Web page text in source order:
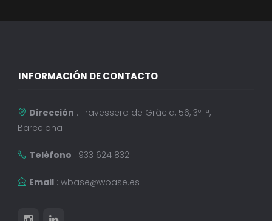
INFORMACIÓN DE CONTACTO
Dirección : Travessera de Gràcia, 56, 3º 1ª,
Barcelona
Teléfono : 933 624 832
Email: wbase@wbase.es